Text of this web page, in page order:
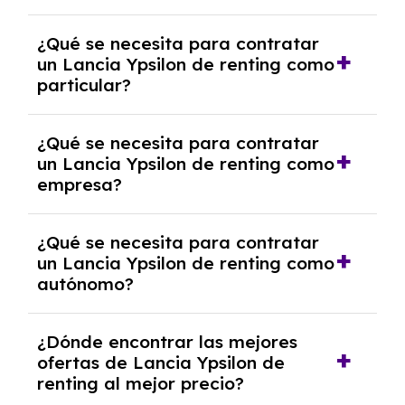
económica.
pero puede haber penalizaciones por
cancelación anticipada. Es importante revisar
las condiciones del contrato y hablar con un
experto que te asesore.
¿Qué se necesita para contratar
un Lancia Ypsilon de renting como
particular?
y, en algunos casos, una consulta de solvencia
crediticia y un pago inicial.
¿Qué se necesita para contratar
un Lancia Ypsilon de renting como
empresa?
documentación financiera y, en algunos
casos, un informe de solvencia de la empresa
y un pago inicial.
¿Qué se necesita para contratar
un Lancia Ypsilon de renting como
autónomo?
autónomos, justificante de ingresos y, en
algunos casos, un informe fiscal y un pago
inicial.
¿Dónde encontrar las mejores
ofertas de Lancia Ypsilon de
renting al mejor precio?